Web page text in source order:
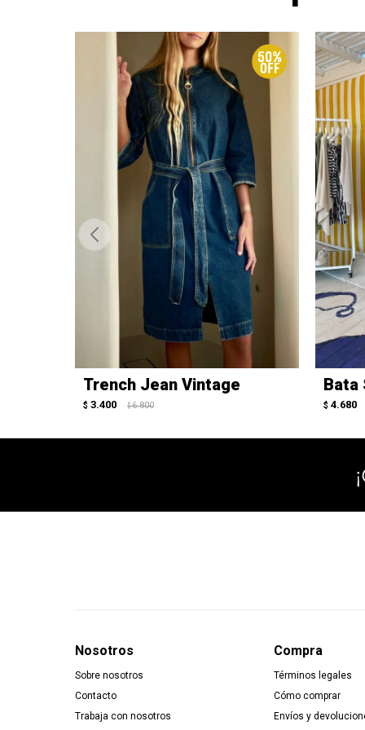
Trench Jean Vintage
$ 3.400 $ 6.800
Bata
$ 4.680
Nosotros
Sobre nosotros
Contacto
Trabaja con nosotros
Compra
Términos legales
Cómo comprar
Envíos y